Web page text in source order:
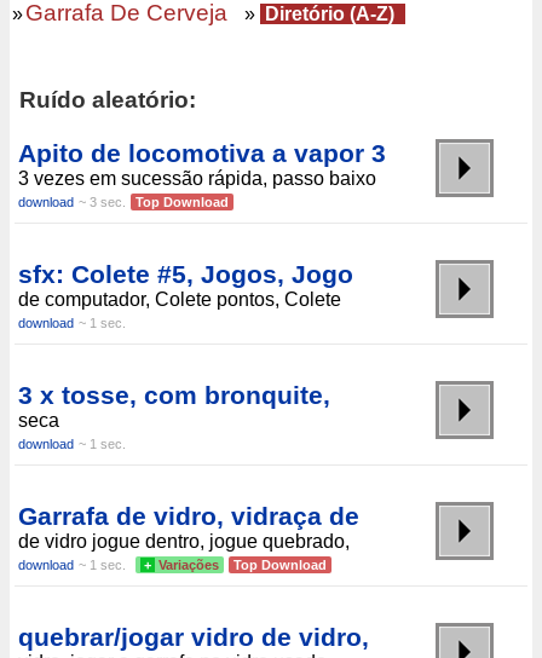
»Garrafa De Cerveja » Diretório (A-Z)
Ruído aleatório:
Apito de locomotiva a vapor 3
3 vezes em sucessão rápida, passo baixo
download ~ 3 sec. Top Download
sfx: Colete #5, Jogos, Jogo
de computador, Colete pontos, Colete
download ~ 1 sec.
3 x tosse, com bronquite,
seca
download ~ 1 sec.
Garrafa de vidro, vidraça de
de vidro jogue dentro, jogue quebrado,
download ~ 1 sec. + Variações Top Download
quebrar/jogar vidro de vidro,